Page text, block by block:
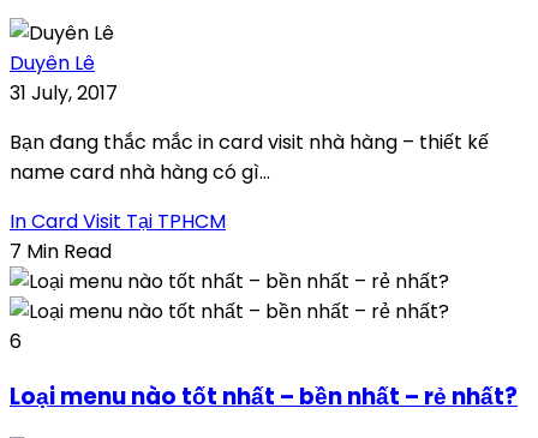
Duyên Lê
31 July, 2017
Bạn đang thắc mắc in card visit nhà hàng – thiết kế
name card nhà hàng có gì...
In Card Visit Tại TPHCM
7 Min Read
6
Loại menu nào tốt nhất – bền nhất – rẻ nhất?